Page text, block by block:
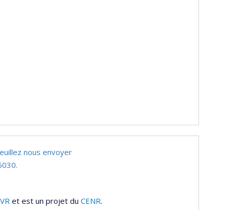
nous envoyer
et est un projet du CENR.